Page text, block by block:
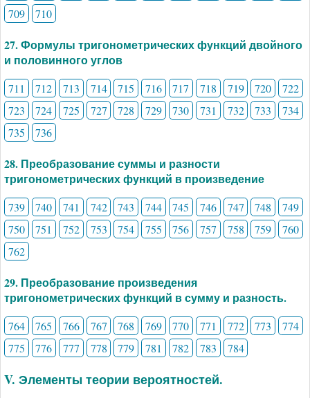
709
710
27. Формулы тригонометрических функций двойного
и половинного углов
711 712 713 714 715 716 717 718 719 720
722
723
724 725 727 728 729 730 731 732 733
734
735
736
28. Преобразование суммы и разности
тригонометрических функций в произведение
739 740 741 742 743 744 745 746 747 748
749
750
751 752 753 754 755 756 757 758 759
760
762
29. Преобразование произведения
тригонометрических функций в сумму и разность.
764 765 766 767 768 769 770 771 772 773
774
775
776 777 778 779 781 782 783 784
V. Элементы теории вероятностей.